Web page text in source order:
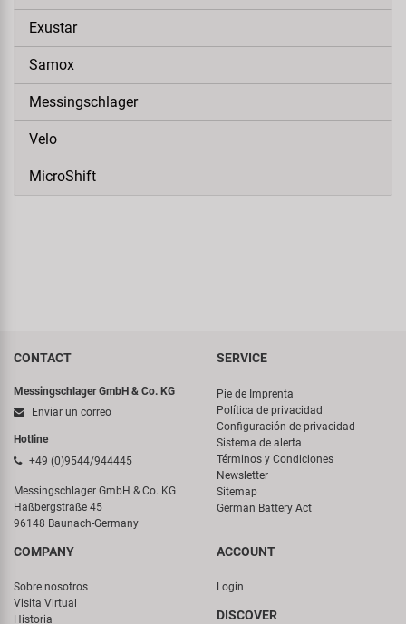
Exustar
Samox
Messingschlager
Velo
MicroShift
CONTACT
Messingschlager GmbH & Co. KG
Enviar un correo
Hotline
+49 (0)9544/944445
Messingschlager GmbH & Co. KG
Haßbergstraße 45
96148 Baunach-Germany
SERVICE
Pie de Imprenta
Política de privacidad
Configuración de privacidad
Sistema de alerta
Términos y Condiciones
Newsletter
Sitemap
German Battery Act
COMPANY
Sobre nosotros
Visita Virtual
Historia
ACCOUNT
Login
DISCOVER